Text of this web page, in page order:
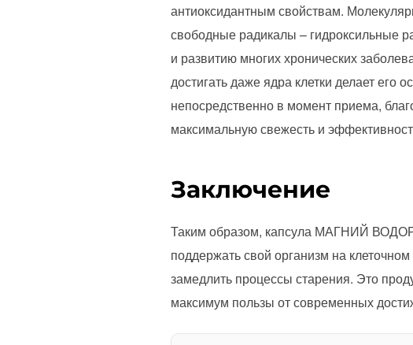
антиоксидантным свойствам.
свободные радикалы – гидроксильные
и развитию многих хронических
достигать даже ядра клетки делает
непосредственно в момент приема,
максимальную свежесть и
Заключение
Таким образом, капсула МАГНИЙ
поддержать свой организм на
замедлить процессы старения. Это
максимум пользы от современных